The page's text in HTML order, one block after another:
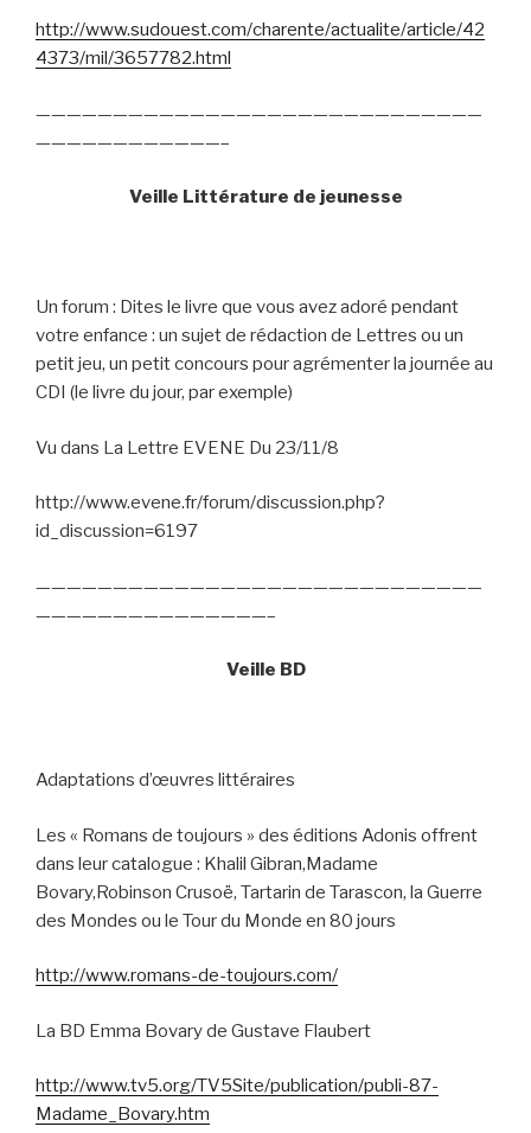
http://www.sudouest.com/charente/actualite/article/42
4373/mil/3657782.html
—————————————————————————————
————————————–
Veille Littérature de jeunesse
Un forum : Dites le livre que vous avez adoré pendant
votre enfance : un sujet de rédaction de Lettres ou un
petit jeu, un petit concours pour agrémenter la journée au
CDI (le livre du jour, par exemple)
Vu dans La Lettre EVENE Du 23/11/8
http://www.evene.fr/forum/discussion.php?
id_discussion=6197
—————————————————————————————
———————————————–
Veille BD
Adaptations d’œuvres littéraires
Les « Romans de toujours » des éditions Adonis offrent
dans leur catalogue : Khalil Gibran,Madame
Bovary,Robinson Crusoë, Tartarin de Tarascon, la Guerre
des Mondes ou le Tour du Monde en 80 jours
http://www.romans-de-toujours.com/
La BD Emma Bovary de Gustave Flaubert
http://www.tv5.org/TV5Site/publication/publi-87-
Madame_Bovary.htm